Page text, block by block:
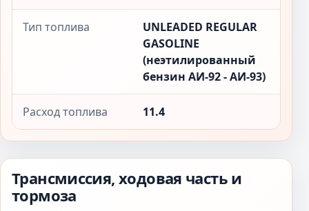
Тип топлива
UNLEADED REGULAR
GASOLINE
(неэтилированный
бензин АИ-92 - АИ-93)
Расход топлива 11.4
Трансмиссия, ходовая часть и
тормоза